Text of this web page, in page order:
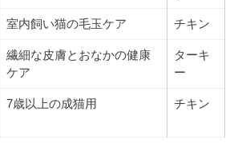
室内飼い猫の毛玉ケア チキン
繊細な皮膚とおなかの健康
ケア
ターキ
ー
7歳以上の成猫用 チキン